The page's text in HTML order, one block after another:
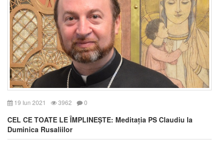
19 Iun 2021 3962 0
CEL CE TOATE LE ÎMPLINEȘTE: Meditația PS Claudiu la
Duminica Rusaliilor